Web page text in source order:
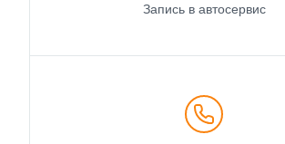
Запись в автосервис